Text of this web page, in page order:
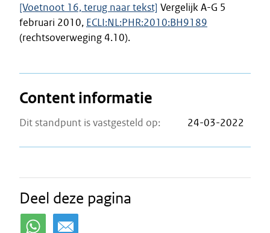
[Voetnoot 16, terug naar tekst] Vergelijk A-G 5
februari 2010, ECLI:NL:PHR:2010:BH9189
(rechtsoverweging 4.10).
Content informatie
Dit standpunt is vastgesteld op: 24-03-2022
Deel deze pagina